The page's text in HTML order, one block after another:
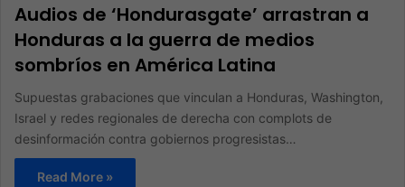
Audios de ‘Hondurasgate’ arrastran a
Honduras a la guerra de medios
sombríos en América Latina
Supuestas grabaciones que vinculan a Honduras, Washington,
Israel y redes regionales de derecha con complots de
desinformación contra gobiernos progresistas…
Read More »